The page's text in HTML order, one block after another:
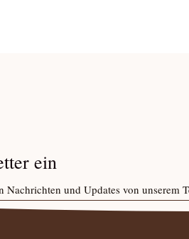
ein
und Updates von unserem